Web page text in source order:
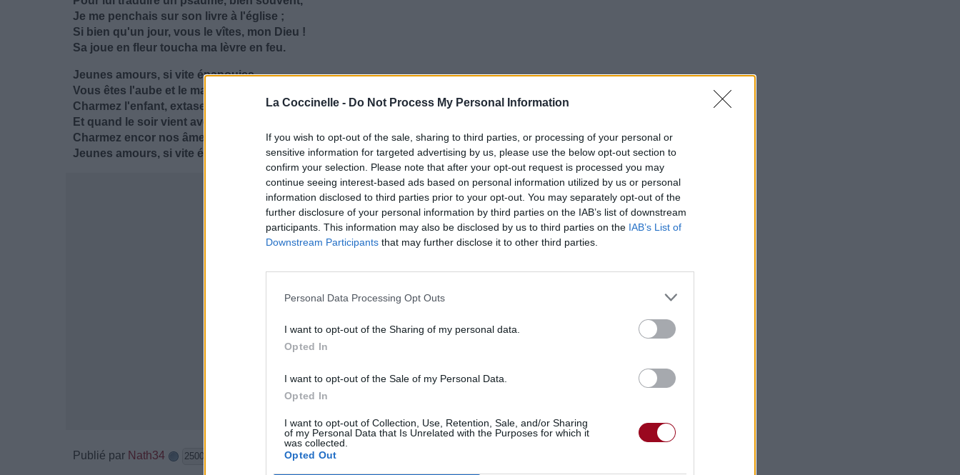
La Coccinelle - Do Not Process My Personal Information
If you wish to opt-out of the sale, sharing to third parties, or processing of your personal or
sensitive information for targeted advertising by us, please use the below opt-out section to
confirm your selection. Please note that after your opt-out request is processed you may
continue seeing interest-based ads based on personal information utilized by us or personal
information disclosed to third parties prior to your opt-out. You may separately opt-out of the
further disclosure of your personal information by third parties on the IAB’s list of downstream
participants. This information may also be disclosed by us to third parties on the IAB’s List of
Downstream Participants that may further disclose it to other third parties.
Personal Data Processing Opt Outs
I want to opt-out of the Sharing of my personal data.
Opted In
I want to opt-out of the Sale of my Personal Data.
Opted In
I want to opt-out of Collection, Use, Retention, Sale, and/or Sharing
of my Personal Data that Is Unrelated with the Purposes for which it
was collected.
Opted Out
Je me penchais sur son livre à l'église ;
Si bien qu'un jour, vous le vîtes, mon Dieu !
Sa joue en fleur toucha ma lèvre en feu.
Jeunes amours, si vite épanouies,
Vous êtes l'aube et le matin du cœur.
Charmez l'enfant, extases inouïes !
Et quand le soir vient avec la douleur,
Charmez encor nos âmes éblouies,
Jeunes amours, si vite épanouies !
Publié par Nath34 25001 le 20 décembre 2018 à 12h47.